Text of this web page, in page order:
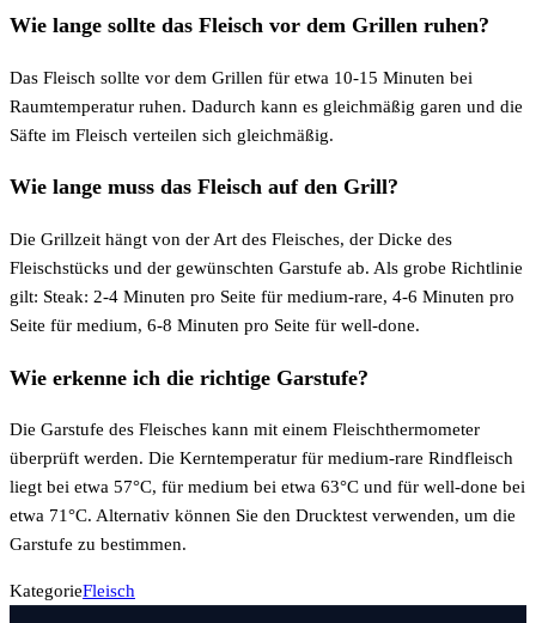
Wie lange sollte das Fleisch vor dem Grillen ruhen?
Das Fleisch sollte vor dem Grillen für etwa 10-15 Minuten bei
Raumtemperatur ruhen. Dadurch kann es gleichmäßig garen und die
Säfte im Fleisch verteilen sich gleichmäßig.
Wie lange muss das Fleisch auf den Grill?
Die Grillzeit hängt von der Art des Fleisches, der Dicke des
Fleischstücks und der gewünschten Garstufe ab. Als grobe Richtlinie
gilt: Steak: 2-4 Minuten pro Seite für medium-rare, 4-6 Minuten pro
Seite für medium, 6-8 Minuten pro Seite für well-done.
Wie erkenne ich die richtige Garstufe?
Die Garstufe des Fleisches kann mit einem Fleischthermometer
überprüft werden. Die Kerntemperatur für medium-rare Rindfleisch
liegt bei etwa 57°C, für medium bei etwa 63°C und für well-done bei
etwa 71°C. Alternativ können Sie den Drucktest verwenden, um die
Garstufe zu bestimmen.
KategorieFleisch